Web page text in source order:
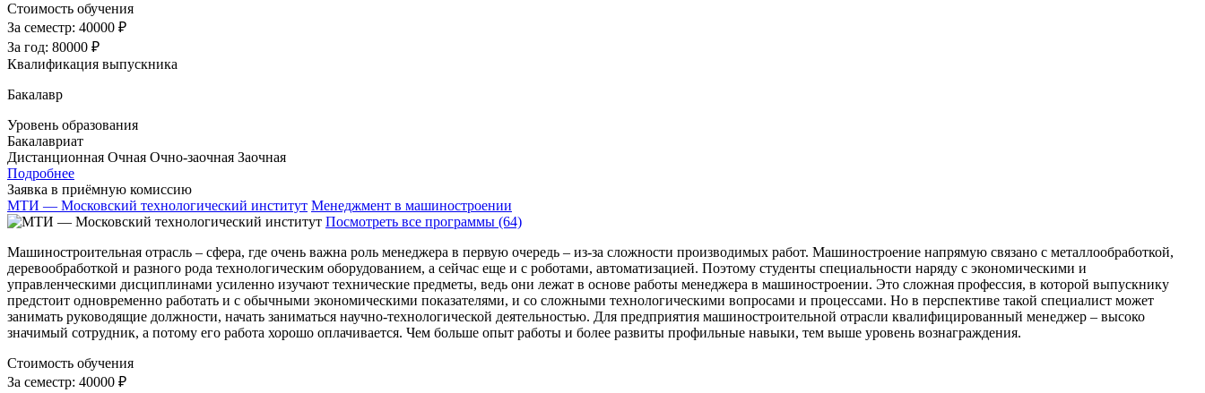
Стоимость обучения
За семестр: 40000 ₽
За год: 80000 ₽
Квалификация выпускника
Бакалавр
Уровень образования
Бакалавриат
Дистанционная Очная Очно-заочная Заочная
Подробнее
Заявка в приёмную комиссию
МТИ — Московский технологический институт Менеджмент в машиностроении
Посмотреть все программы (64)
Машиностроительная отрасль – сфера, где очень важна роль менеджера в первую очередь – из-за сложности производимых работ. Машиностроение напрямую связано с металлообработкой,
деревообработкой и разного рода технологическим оборудованием, а сейчас еще и с роботами, автоматизацией. Поэтому студенты специальности наряду с экономическими и
управленческими дисциплинами усиленно изучают технические предметы, ведь они лежат в основе работы менеджера в машиностроении. Это сложная профессия, в которой выпускнику
предстоит одновременно работать и с обычными экономическими показателями, и со сложными технологическими вопросами и процессами. Но в перспективе такой специалист может
занимать руководящие должности, начать заниматься научно-технологической деятельностью. Для предприятия машиностроительной отрасли квалифицированный менеджер – высоко
значимый сотрудник, а потому его работа хорошо оплачивается. Чем больше опыт работы и более развиты профильные навыки, тем выше уровень вознаграждения.
Стоимость обучения
За семестр: 40000 ₽